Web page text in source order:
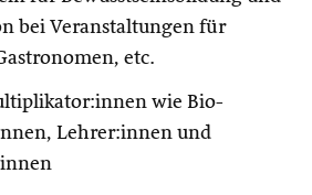
bei Veranstaltungen für
etc.
wie Bio-
Lehrer:innen und